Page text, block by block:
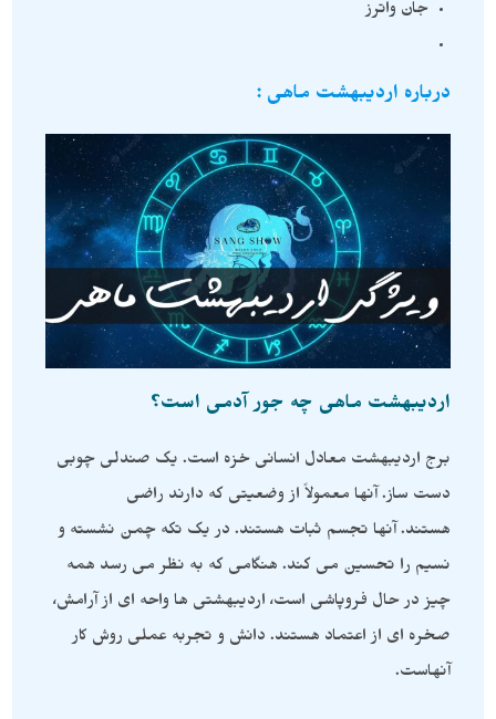
جان واترز
درباره اردیبهشت ماهی :
اردیبهشت ماهی چه جور آدمی است؟
برج اردیبهشت معادل انسانی خزه است. یک صندلی چوبی
دست ساز. آنها معمولاً از وضعیتی که دارند راضی
هستند. آنها تجسم ثبات هستند. در یک تکه چمن نشسته و
نسیم را تحسین می کند. هنگامی که به نظر می رسد همه
چیز در حال فروپاشی است، اردیبهشتی ها واحه ای از آرامش،
صخره ای از اعتماد هستند. دانش و تجربه عملی روش کار
آنهاست.